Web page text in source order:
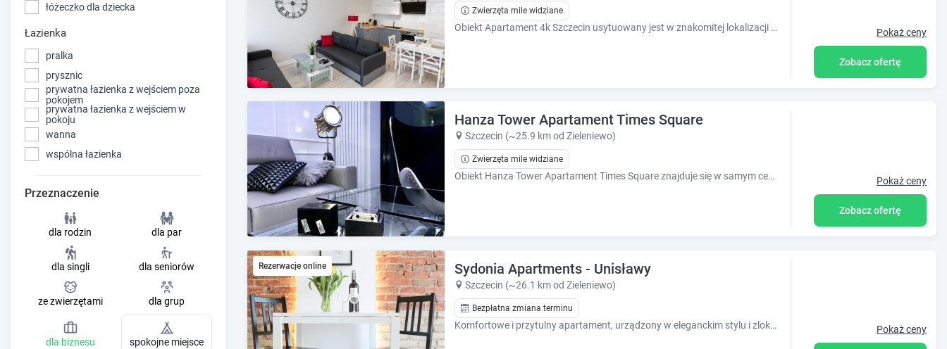
t
c
u
f
o
h
a
n
g
i
d
t
e
o
r
o
r
c
h
d
a
t
e
łóżeczko dla dziecka
Łazienka
pralka
prysznic
prywatna łazienka z wejściem poza
pokojem
prywatna łazienka z wejściem w
pokoju
wanna
wspólna łazienka
Przeznaczenie
dla rodzin dla par
dla singli dla seniorów
ze zwierzętami dla grup
dla biznesu spokojne miejsce
Zwierzęta mile widziane
Obiekt Apartament 4k Szczecin usytuowany jest w znakomitej lokalizacji w centrum miejscowości Szczecin i oferuje balkon. Ten obiekt zapewnia bezpłat Pokaż ceny
Zobacz ofertę
Hanza Tower Apartament Times Square
Szczecin (~25.9 km od Zieleniewo)
Zwierzęta mile widziane
Obiekt Hanza Tower Apartament Times Square znajduje się w samym centrum miejscowości Szczecin i zapewnia bezpłatne Wi-Fi, klimatyzację, a także e Pokaż ceny
Zobacz ofertę
Rezerwacje online Sydonia Apartments - Unisławy
Szczecin (~26.1 km od Zieleniewo)
Bezpłatna zmiana terminu
Komfortowe i przytulny apartament, urządzony w eleganckim stylu i zlokalizowany w cichym i spokojnym miejscu, tuż obok centrum Szczecina. Pokaż ceny